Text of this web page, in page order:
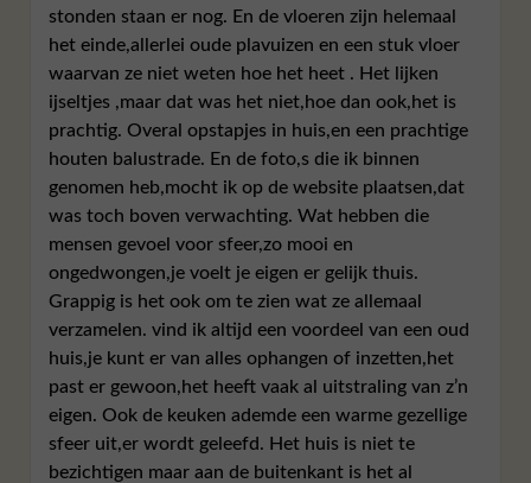
stonden staan er nog. En de vloeren zijn helemaal
het einde,allerlei oude plavuizen en een stuk vloer
waarvan ze niet weten hoe het heet . Het lijken
ijseltjes ,maar dat was het niet,hoe dan ook,het is
prachtig. Overal opstapjes in huis,en een prachtige
houten balustrade. En de foto,s die ik binnen
genomen heb,mocht ik op de website plaatsen,dat
was toch boven verwachting. Wat hebben die
mensen gevoel voor sfeer,zo mooi en
ongedwongen,je voelt je eigen er gelijk thuis.
Grappig is het ook om te zien wat ze allemaal
verzamelen. vind ik altijd een voordeel van een oud
huis,je kunt er van alles ophangen of inzetten,het
past er gewoon,het heeft vaak al uitstraling van z’n
eigen. Ook de keuken ademde een warme gezellige
sfeer uit,er wordt geleefd. Het huis is niet te
bezichtigen maar aan de buitenkant is het al